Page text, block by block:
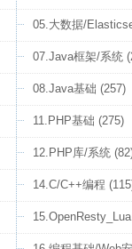
05.大数据/
07.Java框架/系统
08.Java基础 (257)
11.PHP基础 (275)
12.PHP库/系统
14.C/C++编程